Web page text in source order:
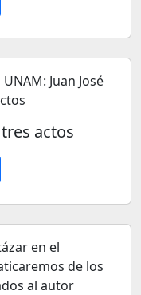
actos
en el
de los
al autor